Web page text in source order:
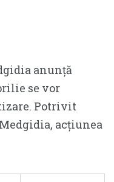
anunță
se vor
Potrivit
acțiunea